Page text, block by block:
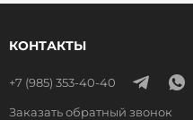
КОНТАКТЫ
+7 (985) 353-40-40
Заказать обратный звонок